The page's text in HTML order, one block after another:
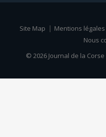
Site Map Mentions légales
Nous
© 2026 Journal de la